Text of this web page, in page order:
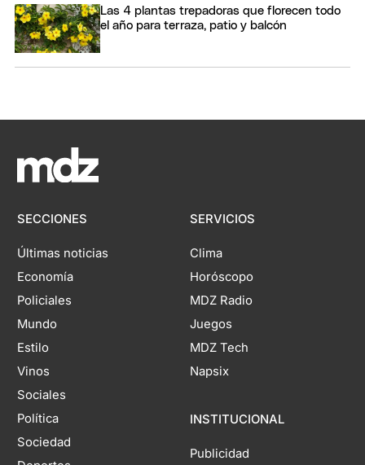
Las 4 plantas trepadoras que florecen todo
el año para terraza, patio y balcón
SECCIONES
Últimas noticias
Economía
Policiales
Mundo
Estilo
Vinos
Sociales
Política
Sociedad
SERVICIOS
Clima
Horóscopo
MDZ Radio
Juegos
MDZ Tech
Napsix
INSTITUCIONAL
Publicidad